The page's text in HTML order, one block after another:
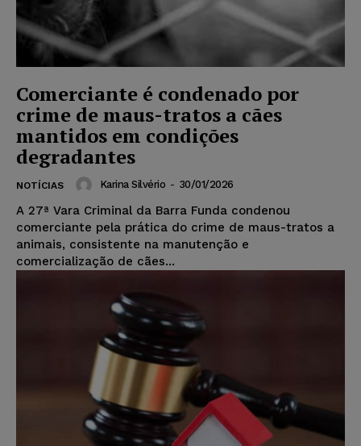
Comerciante é condenado por
crime de maus-tratos a cães
mantidos em condições
degradantes
NOTÍCIAS Karina Silvério - 30/01/2026
A 27ª Vara Criminal da Barra Funda condenou
comerciante pela prática do crime de maus-tratos a
animais, consistente na manutenção e
comercialização de cães...